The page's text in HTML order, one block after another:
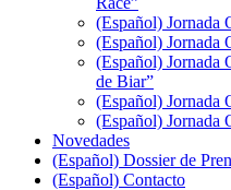
(Español) Jornada
(Español) Jornada
(Español) Jornada
de Biar”
(Español) Jornada
(Español)
Novedades
(Español) Dossier de
(Español) Contacto